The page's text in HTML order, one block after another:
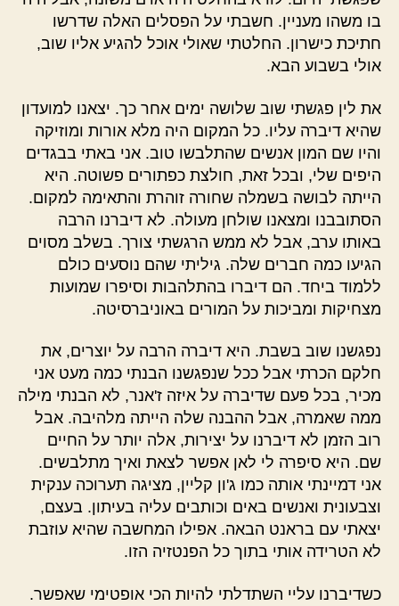
בו משהו מעניין. חשבתי על הפסלים האלה שדרשו
חתיכת כישרון. החלטתי שאולי אוכל להגיע אליו שוב,
אולי בשבוע הבא.
את לין פגשתי שוב שלושה ימים אחר כך. יצאנו למועדון
שהיא דיברה עליו. כל המקום היה מלא אורות ומוזיקה
והיו שם המון אנשים שהתלבשו טוב. אני באתי בבגדים
היפים שלי, ובכל זאת, חולצת כפתורים פשוטה. היא
הייתה לבושה בשמלה שחורה זוהרת והתאימה למקום.
הסתובבנו ומצאנו שולחן מעולה. לא דיברנו הרבה
באותו ערב, אבל לא ממש הרגשתי צורך. בשלב מסוים
הגיעו כמה חברים שלה. גיליתי שהם נוסעים כולם
ללמוד ביחד. הם דיברו בהתלהבות וסיפרו שמועות
מצחיקות ומביכות על המורים באוניברסיטה.
נפגשנו שוב בשבת. היא דיברה הרבה על יוצרים, את
חלקם הכרתי אבל ככל שנפגשנו הבנתי כמה מעט אני
מכיר, בכל פעם שדיברה על איזה ז'אנר, לא הבנתי מילה
ממה שאמרה, אבל ההבנה שלה הייתה מלהיבה. אבל
רוב הזמן לא דיברנו על יצירות, אלה יותר על החיים
שם. היא סיפרה לי לאן אפשר לצאת ואיך מתלבשים.
אני דמיינתי אותה כמו ג'ון קליין, מציגה תערוכה ענקית
וצבעונית ואנשים באים וכותבים עליה בעיתון. בעצם,
יצאתי עם בראנט הבאה. אפילו המחשבה שהיא עוזבת
לא הטרידה אותי בתוך כל הפנטזיה הזו.
כשדיברנו עליי השתדלתי להיות הכי אופטימי שאפשר.